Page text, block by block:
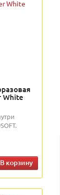
White
В корзину